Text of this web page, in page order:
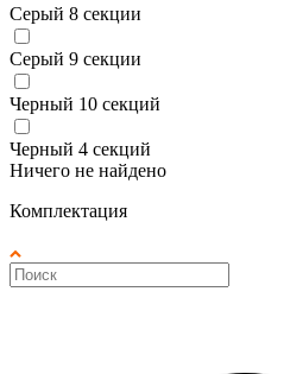
Серый 8 секции
Серый 9 секции
Черный 10 секций
Черный 4 секций
Ничего не найдено
Комплектация